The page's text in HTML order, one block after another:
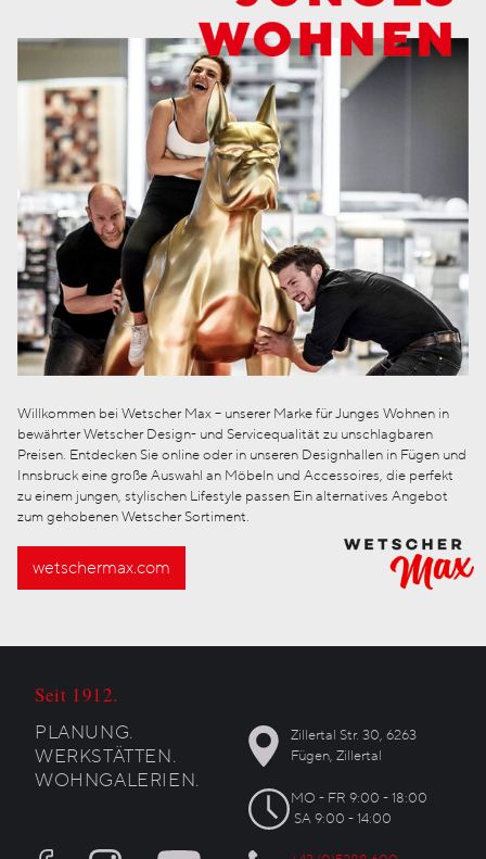
Willkommen bei Wetscher Max – unserer Marke für Junges Wohnen in
bewährter Wetscher Design- und Servicequalität zu unschlagbaren
Preisen. Entdecken Sie online oder in unseren Designhallen in Fügen und
Innsbruck eine große Auswahl an Möbeln und Accessoires, die perfekt
zu einem jungen, stylischen Lifestyle passen Ein alternatives Angebot
zum gehobenen Wetscher Sortiment.
wetschermax.com
Seit 1912.
PLANUNG.
WERKSTÄTTEN.
WOHNGALERIEN.
Zillertal Str. 30, 6263
Fügen, Zillertal
MO - FR 9:00 - 18:00
SA 9:00 - 14:00